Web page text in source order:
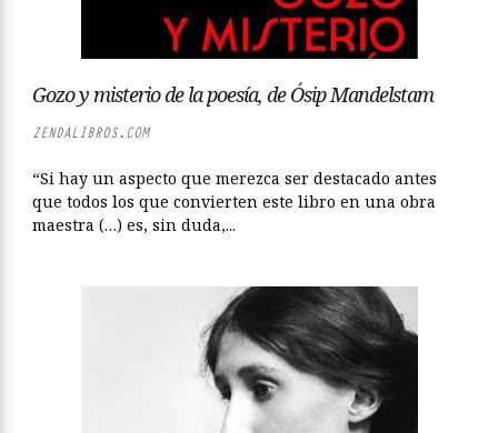
Gozo y misterio de la poesía, de Ósip Mandelstam
ZENDALIBROS.COM
“Si hay un aspecto que merezca ser destacado antes
que todos los que convierten este libro en una obra
maestra (…) es, sin duda,...